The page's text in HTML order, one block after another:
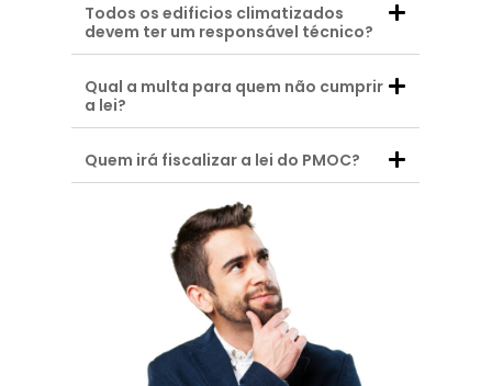
Todos os edificios climatizados
devem ter um responsável técnico?
Qual a multa para quem não cumprir
a lei?
Quem irá fiscalizar a lei do PMOC?